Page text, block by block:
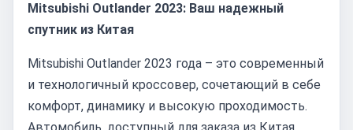
Mitsubishi Outlander 2023: Ваш надежный
спутник из Китая
Mitsubishi Outlander 2023 года – это современный
и технологичный кроссовер, сочетающий в себе
комфорт, динамику и высокую проходимость.